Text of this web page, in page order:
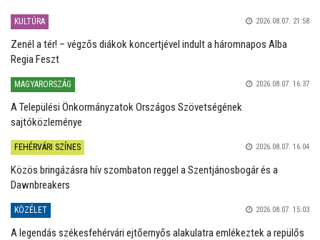
KULTÚRA 2026.08.07. 21:58
Zenél a tér! – végzős diákok koncertjével indult a háromnapos Alba
Regia Feszt
MAGYARORSZÁG 2026.08.07. 16:37
A Települési Önkormányzatok Országos Szövetségének
sajtóközleménye
FEHÉRVÁRI SZÍNES 2026.08.07. 16:04
Közös bringázásra hív szombaton reggel a Szentjánosbogár és a
Dawnbreakers
KÖZÉLET 2026.08.07. 15:03
A legendás székesfehérvári ejtőernyős alakulatra emlékeztek a repülős